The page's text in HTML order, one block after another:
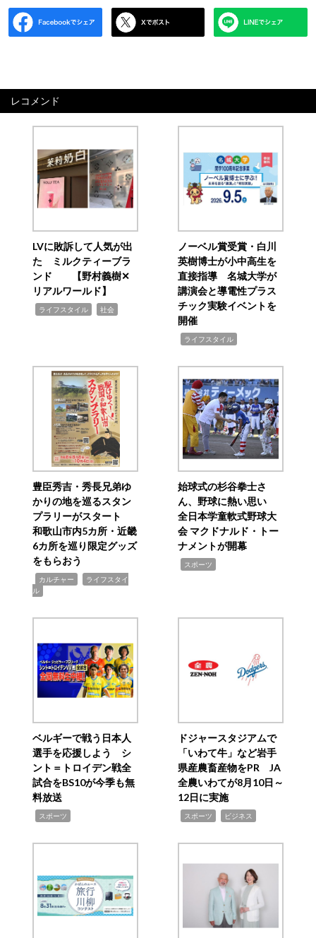
レコメンド
LVに敗訴して人気が出
た ミルクティーブラ
ンド 【野村義樹✕
リアルワールド】
ライフスタイル 社会
ノーベル賞受賞・白川
英樹博士が小中高生を
直接指導 名城大学が
講演会と導電性プラス
チック実験イベントを
開催
ライフスタイル
豊臣秀吉・秀長兄弟ゆ
かりの地を巡るスタン
プラリーがスタート
和歌山市内5カ所・近畿
6カ所を巡り限定グッズ
をもらおう
カルチャー
ライフスタイ
ル
始球式の杉谷拳士さ
ん、野球に熱い思い
全日本学童軟式野球大
会 マクドナルド・トー
ナメントが開幕
スポーツ
ベルギーで戦う日本人
選手を応援しよう シ
ント＝トロイデン戦全
試合をBS10が今季も無
料放送
スポーツ
ドジャースタジアムで
「いわて牛」など岩手
県産農畜産物をPR JA
全農いわてが8月10日～
12日に実施
スポーツ ビジネス